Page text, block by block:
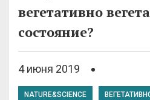
вегетативно
состояние?
4 июня 2019
NATURE&SCIENCE